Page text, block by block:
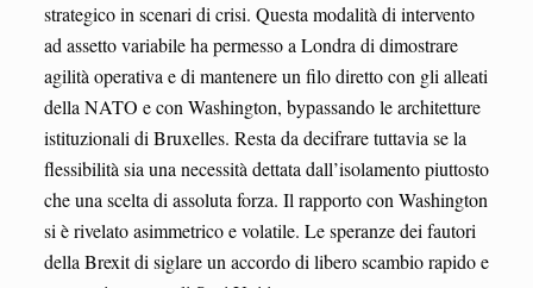
strategico in scenari di crisi. Questa modalità di intervento
ad assetto variabile ha permesso a Londra di dimostrare
agilità operativa e di mantenere un filo diretto con gli alleati
della NATO e con Washington, bypassando le architetture
istituzionali di Bruxelles. Resta da decifrare tuttavia se la
flessibilità sia una necessità dettata dall’isolamento piuttosto
che una scelta di assoluta forza. Il rapporto con Washington
si è rivelato asimmetrico e volatile. Le speranze dei fautori
della Brexit di siglare un accordo di libero scambio rapido e